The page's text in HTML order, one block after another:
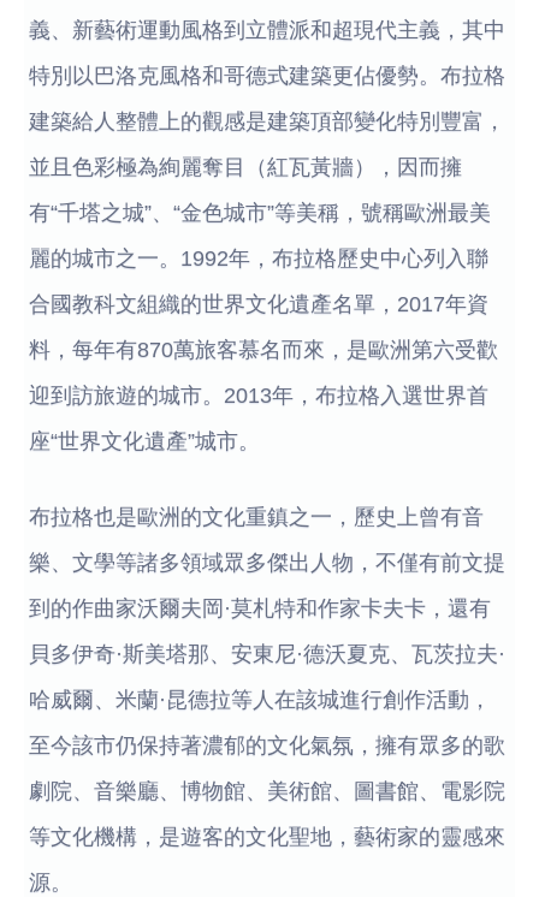
義、新藝術運動風格到立體派和超現代主義，其中
特別以巴洛克風格和哥德式建築更佔優勢。布拉格
建築給人整體上的觀感是建築頂部變化特別豐富，
並且色彩極為絢麗奪目（紅瓦黃牆），因而擁
有“千塔之城”、“金色城市”等美稱，號稱歐洲最美
麗的城市之一。1992年，布拉格歷史中心列入聯
合國教科文組織的世界文化遺產名單，2017年資
料，每年有870萬旅客慕名而來，是歐洲第六受歡
迎到訪旅遊的城市。2013年，布拉格入選世界首
座“世界文化遺產”城市。
布拉格也是歐洲的文化重鎮之一，歷史上曾有音
樂、文學等諸多領域眾多傑出人物，不僅有前文提
到的作曲家沃爾夫岡·莫札特和作家卡夫卡，還有
貝多伊奇·斯美塔那、安東尼·德沃夏克、瓦茨拉夫·
哈威爾、米蘭·昆德拉等人在該城進行創作活動，
至今該市仍保持著濃郁的文化氣氛，擁有眾多的歌
劇院、音樂廳、博物館、美術館、圖書館、電影院
等文化機構，是遊客的文化聖地，藝術家的靈感來
源。